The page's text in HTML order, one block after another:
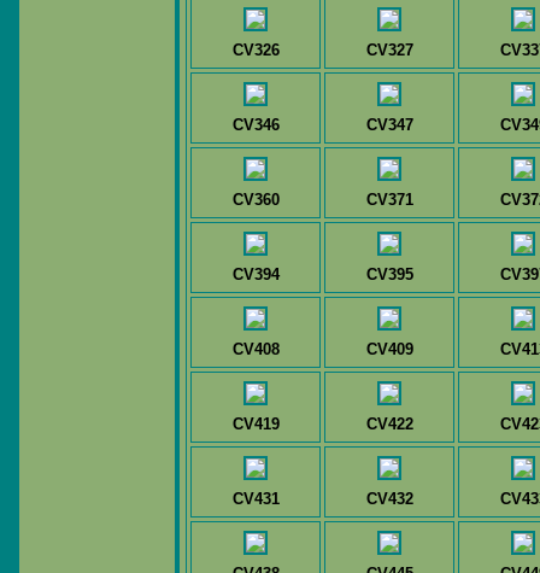
CV326 CV327
CV346 CV347
CV360 CV371
CV394 CV395
CV408 CV409
CV419 CV422
CV431 CV432